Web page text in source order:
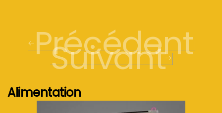
Précédent
Suivant
Alimentation